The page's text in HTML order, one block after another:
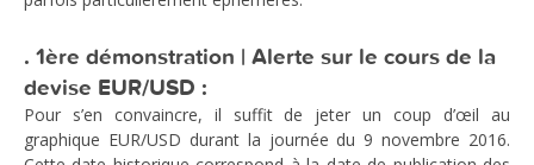
. 1ère démonstration | Alerte sur le cours de la
devise EUR/USD :
Pour s’en convaincre, il suffit de jeter un coup d’œil au
graphique EUR/USD durant la journée du 9 novembre 2016.